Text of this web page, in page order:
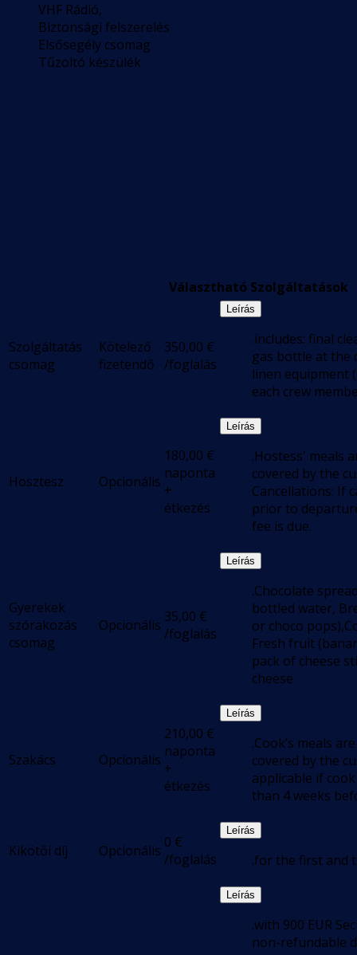
VHF Rádió,
Biztonsági felszerelés
Elsősegély csomag
Tűzoltó készülék
Választható Szolgáltatások
Szolgáltatás
csomag
Kötelező
fizetendő
350,00 €
/foglalás
Leírás
.includes: final
gas bottle at the
linen equipment
each crew
Hosztesz Opcionális
180,00 €
naponta
+
étkezés
Leírás
.Hostess' meals
covered by the
Cancellations: If
prior to
fee is due.
Gyerekek
szórakozás
csomag
Opcionális 35,00 €
/foglalás
Leírás
.Chocolate
bottled water,
or choco
Fresh fruit
pack of cheese
cheese
Szakács Opcionális
210,00 €
naponta
+
étkezés
Leírás
.Cook’s meals
covered by the
applicable if
than 4 weeks
Kikötői díj Opcionális 0 €
/foglalás
Leírás
.for the first and
Leírás
.with 900 EUR
non-refundable